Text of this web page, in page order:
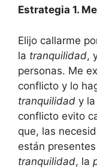
Estrategia 1.
Elijo callarme
la tranquilidad,
personas. Me
conflicto y lo
tranquilidad y
conflicto evito
que, las
están
tranquilidad, la